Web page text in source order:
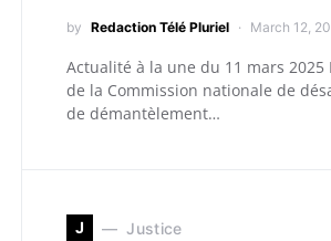
by Redaction Télé Pluriel March 12,
Actualité à la une du 11 mars 2025
de la Commission nationale de
de démantèlement…
J Justice